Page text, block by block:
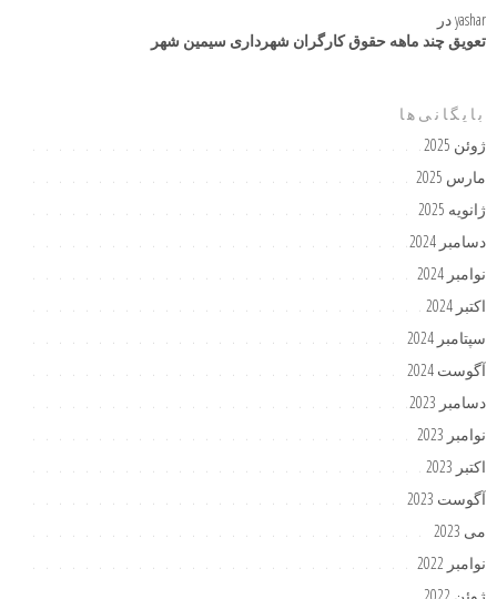
yasharدر
تعویق چند ماهه حقوق کارگران شهرداری سیمین شهر
بایگانی‌ها
ژوئن 2025
مارس 2025
ژانویه 2025
دسامبر 2024
نوامبر 2024
اکتبر 2024
سپتامبر 2024
آگوست 2024
دسامبر 2023
نوامبر 2023
اکتبر 2023
آگوست 2023
می 2023
نوامبر 2022